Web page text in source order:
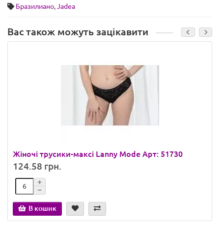
Бразилиано,Jadea
Вас також можуть зацікавити
Жіночі трусики-максі Lanny Mode Арт: 51730
124.58 грн.
В кошик